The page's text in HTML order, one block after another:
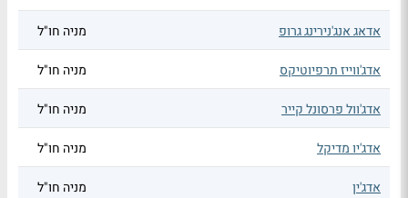
אדאג אנג'נירינג גרופ מניה חו"ל
אדג'ווייז תרפיוטיקס מניה חו"ל
אדג'וול פרסונל קייר מניה חו"ל
אדג'יו מדיקל מניה חו"ל
אדג'ין מניה חו"ל